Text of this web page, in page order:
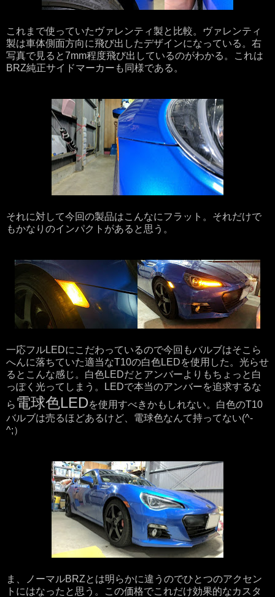
これまで使っていたヴァレンティ製と比較。ヴァレンティ
製は車体側面方向に飛び出したデザインになっている。右
写真で見ると7mm程度飛び出しているのがわかる。これは
BRZ純正サイドマーカーも同様である。
それに対して今回の製品はこんなにフラット。それだけで
もかなりのインパクトがあると思う。
一応フルLEDにこだわっているので今回もバルブはそこら
へんに落ちていた適当なT10の白色LEDを使用した。光らせ
るとこんな感じ。白色LEDだとアンバーよりもちょっと白
っぽく光ってしまう。LEDで本当のアンバーを追求するな
ら 電球色LEDを使用すべきかもしれない。白色のT10
バルブは売るほどあるけど、電球色なんて持ってない(^-
^;）
ま、ノーマルBRZとは明らかに違うのでひとつのアクセン
トにはなったと思う。この価格でこれだけ効果的なカスタ